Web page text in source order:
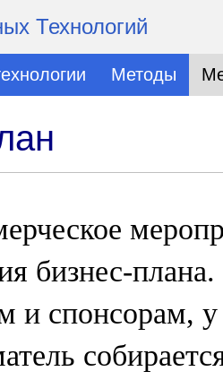
Технологий
Методы
бизнес-
и спонсорам,